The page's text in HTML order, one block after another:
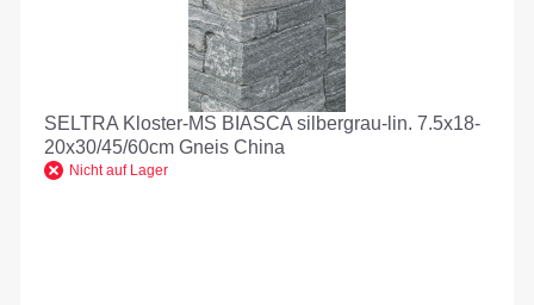
SELTRA Kloster-MS BIASCA silbergrau-lin. 7.5x18-
20x30/45/60cm Gneis China
Nicht auf Lager